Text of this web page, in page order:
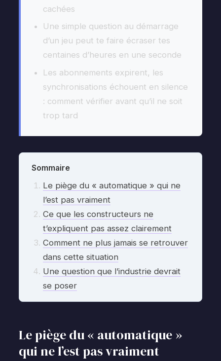
cachées
Une simple question au démarrage
d’un jeu peut te faire écraser tes
centaines d’heures en une seconde
Les abonnements expirent, les
synchronisations échouent en silence
: comment vérifier avant qu’il ne soit
trop tard
Sommaire
Le piège du « automatique » qui ne
l’est pas vraiment
Ce que les constructeurs ne
t’expliquent pas assez clairement
Comment ne plus jamais se retrouver
dans cette situation
Une question que l’industrie devrait
se poser
Le piège du « automatique »
qui ne l’est pas vraiment